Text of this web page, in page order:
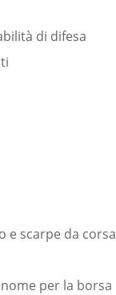
di difesa
e scarpe da corsa
per la borsa